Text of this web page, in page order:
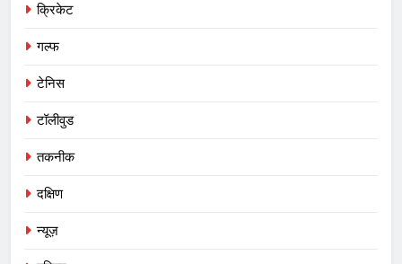
क्रिकेट
गल्फ
टेनिस
टॉलीवुड
तकनीक
दक्षिण
न्यूज़